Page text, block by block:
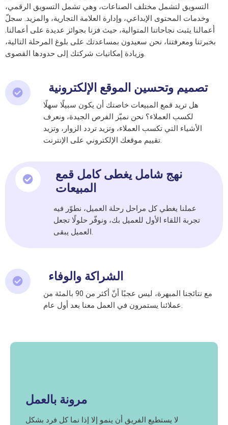
التسويق لتشمل مختلف الصناعات، وهي تشمل التسويق الرقمي،
وخدمات المحتوى الإبداعي، وإدارة العلامة التجارية، والمزيد. سجلّ
أعمالنا يثبت نجاحاتنا المتوالية، حيث فزنا بجوائز عديدة على أعمالنا.
بخبرتنا ومعرفتنا، نحن سعيدون بمساعدتك على بلوغ المرحلة التالية،
وزيادة إمكانيات شركتك إلى حدودها القصوى.
تصميم وتحسين الموقع الإلكترونية
هل تريد قمع المبيعات خاصتك أن يكون سبيلًا سهلًا
لكسب العملاء؟ نحن نميّز الفرص الجيدة، ونعرف
الأشياء التي تكسب العملاء، وتزيد تردد الزوار، وتزيد
تقييم موقعك الإلكتروني على الإنترنت.
نهج شامل يغطى كامل قمع
المبيعات
عملنا يغطي كل مراحل رحلة العميل، نطوّر فيه
تجربة اللقاء الأول للعميل بك، ونوفّر حلولًا تجعل
العميل يبقى.
الشراكة والوفاء
مع نتائجنا المبهرة، ليس عجبًا أنّ أكثر من 90 بالمئة من
عملائنا يستمرون في العمل معنا بعد أول عام.
مرونة بالعمل
لا يستطيع الفريق أن ينمو إلا إذا نما كل فرد بشكل